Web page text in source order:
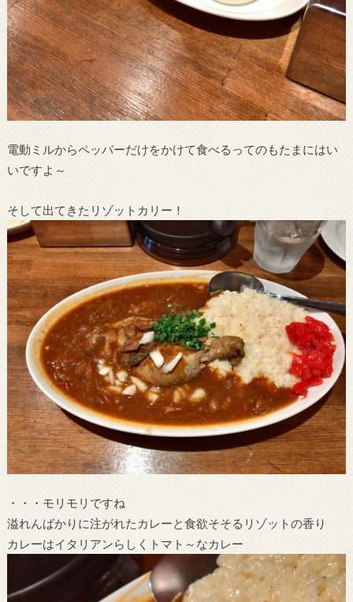
電動ミルからペッパーだけをかけて食べるってのもたまにはい
いですよ～
そして出てきたリゾットカリー！
・・・モリモリですね
溢れんばかりに注がれたカレーと食欲そそるリゾットの香り
カレーはイタリアンらしくトマト～なカレー